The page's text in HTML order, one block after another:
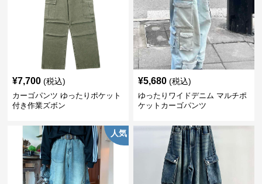
¥7,700 (税込)
カーゴパンツ ゆったりポケット
付き作業ズボン
¥5,680 (税込)
ゆったりワイドデニム マルチポ
ケットカーゴパンツ
人気